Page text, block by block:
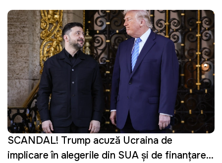
SCANDAL! Trump acuză Ucraina de
implicare în alegerile din SUA și de finanțarea